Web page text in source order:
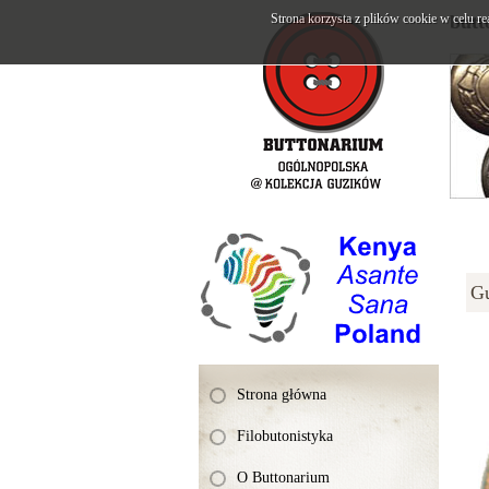
Strona główna
Filobutonistyka
O Buttonarium
Strona korzysta z plików cookie w celu